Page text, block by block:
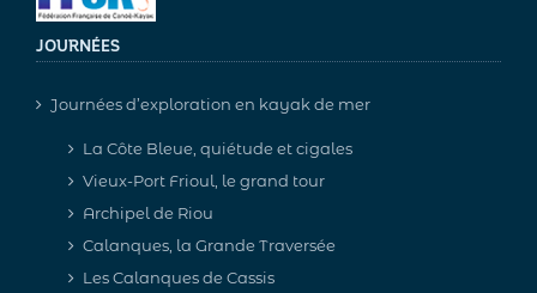
JOURNÉES
Journées d’exploration en kayak de mer
La Côte Bleue, quiétude et cigales
Vieux-Port Frioul, le grand tour
Archipel de Riou
Calanques, la Grande Traversée
Les Calanques de Cassis